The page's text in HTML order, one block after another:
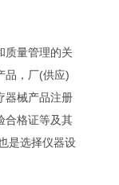
量管理的关
品，厂(供应)
器械产品注册
合格证等及其
是选择仪器设